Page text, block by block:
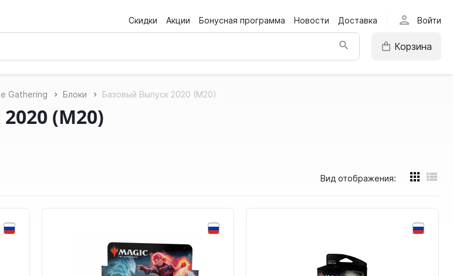
Скидки Акции Бонусная программа Новости Доставка person Войти
Корзина
Gathering Блоки Базовый Выпуск 2020 (М20)
(М20)
Вид отображения: